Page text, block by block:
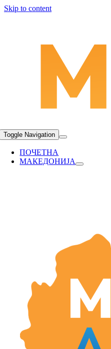
Skip to content
Toggle Navigation
ПОЧЕТНА
МАКЕДОНИЈА